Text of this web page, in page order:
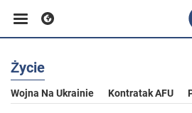
Biznes
Życie
Wojna Na Ukrainie Kontratak AFU